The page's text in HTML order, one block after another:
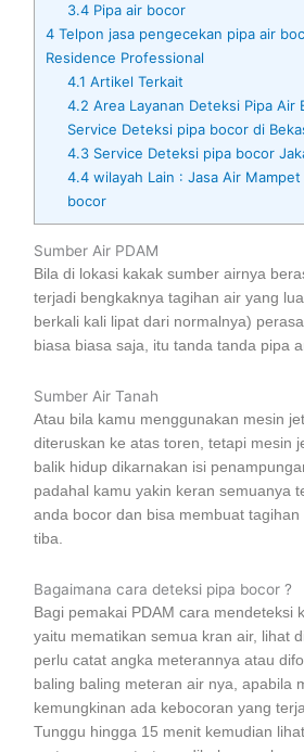
3.4Pipa air bocor
4 Telpon jasa pengecekan pipa air
Residence Professional
4.1 Artikel Terkait
4.2 Area Layanan Deteksi Pipa Air
Service Deteksi pipa bocor di
4.3Service Deteksi pipa bocor
4.4wilayah Lain : Jasa Air
bocor
Sumber Air PDAM
Bila di lokasi kakak sumber airnya
terjadi bengkaknya tagihan air yang
berkali kali lipat dari normalnya)
biasa biasa saja, itu tanda tanda pipa
Sumber Air Tanah
Atau bila kamu menggunakan mesin
diteruskan ke atas toren, tetapi mesin
balik hidup dikarnakan isi
padahal kamu yakin keran semuanya
anda bocor dan bisa membuat
tiba.
Bagaimana cara deteksi pipa bocor ?
Bagi pemakai PDAM cara mendeteksi
yaitu mematikan semua kran air, lihat
perlu catat angka meterannya atau
baling baling meteran air nya, apabila
kemungkinan ada kebocoran yang
Tunggu hingga 15 menit kemudian